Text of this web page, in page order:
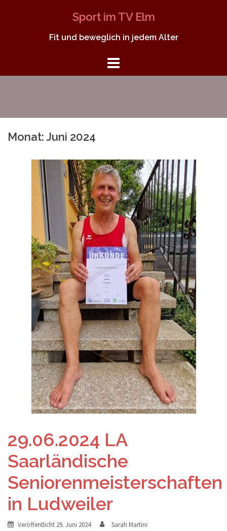
Sport im TV Elm
Fit und beweglich in jedem Alter
Monat:Juni 2024
29.06.2024 LA
Saarländische
Seniorenmeisterschaften
in Ludweiler
Veröffentlicht 29. Juni 2024
Sarah Martini